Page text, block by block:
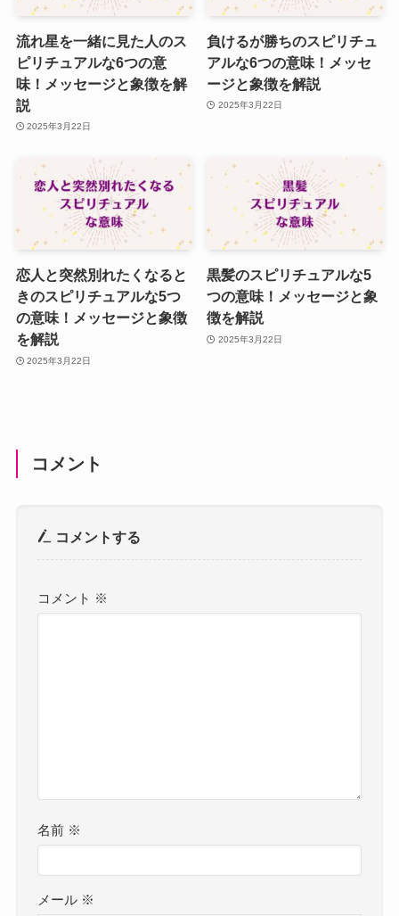
流れ星を一緒に見た人のス
ピリチュアルな6つの意
味！メッセージと象徴を解
説
2025年3月22日
負けるが勝ちのスピリチュ
アルな6つの意味！メッセ
ージと象徴を解説
2025年3月22日
恋人と突然別れたくなると
きのスピリチュアルな5つ
の意味！メッセージと象徴
を解説
2025年3月22日
黒髪のスピリチュアルな5
つの意味！メッセージと象
徴を解説
2025年3月22日
コメント
コメントする
コメント ※
名前 ※
メール ※